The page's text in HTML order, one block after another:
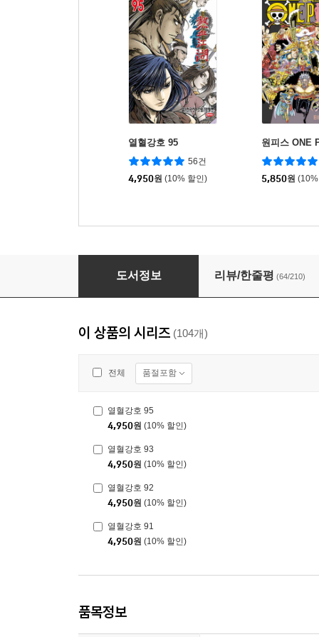
열혈강호 95
56건
4,950원 (10% 할인)
원피스 ONE
5,850원
열혈강호 84
도서정보 리뷰/한줄평 (64/210)
이 상품의 시리즈 (104개)
전체 품절포함
열혈강호 95
4,950원 (10% 할인)
열혈강호 93
4,950원 (10% 할인)
열혈강호 92
4,950원 (10% 할인)
열혈강호 91
4,950원 (10% 할인)
품목정보